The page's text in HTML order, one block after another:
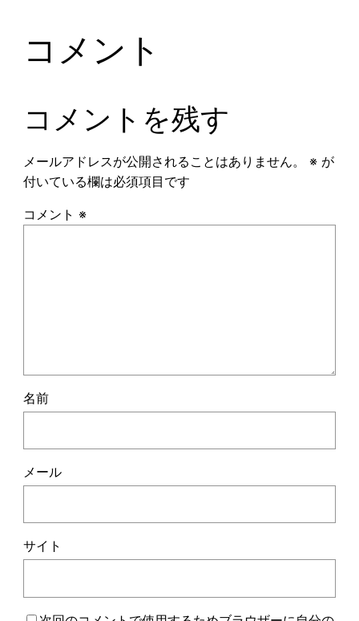
コメント
コメントを残す
メールアドレスが公開されることはありません。 ※が
付いている欄は必須項目です
コメント ※
名前
メール
サイト